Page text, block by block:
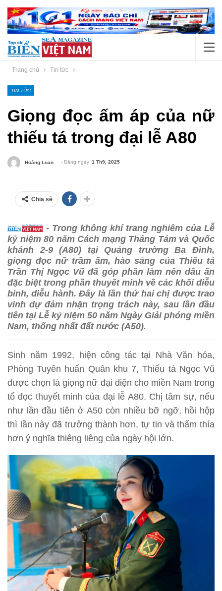
Trang chủ Tin tức
TIN TỨC
Giọng đọc ấm áp của nữ
thiếu tá trong đại lễ A80
Hoàng Loan - Đăng ngày 1 Th9, 2025
Chia sẻ
- Trong không khí trang nghiêm của Lễ
kỷ niệm 80 năm Cách mạng Tháng Tám và Quốc
khánh 2-9 (A80) tại Quảng trường Ba Đình,
giọng đọc nữ trầm ấm, hào sảng của Thiếu tá
Trần Thị Ngọc Vũ đã góp phần làm nên dấu ấn
đặc biệt trong phần thuyết minh về các khối diễu
binh, diễu hành. Đây là lần thứ hai chị được trao
vinh dự đảm nhận trọng trách này, sau lần đầu
tiên tại Lễ kỷ niệm 50 năm Ngày Giải phóng miền
Nam, thống nhất đất nước (A50).
Sinh năm 1992, hiện công tác tại Nhà Văn hóa,
Phòng Tuyên huấn Quân khu 7, Thiếu tá Ngọc Vũ
được chọn là giọng nữ đại diện cho miền Nam trong
tổ đọc thuyết minh của đại lễ A80. Chị tâm sự, nếu
như lần đầu tiên ở A50 còn nhiều bỡ ngỡ, hồi hộp
thì lần này đã trưởng thành hơn, tự tin và thấm thía
hơn ý nghĩa thiêng liêng của ngày hội lớn.